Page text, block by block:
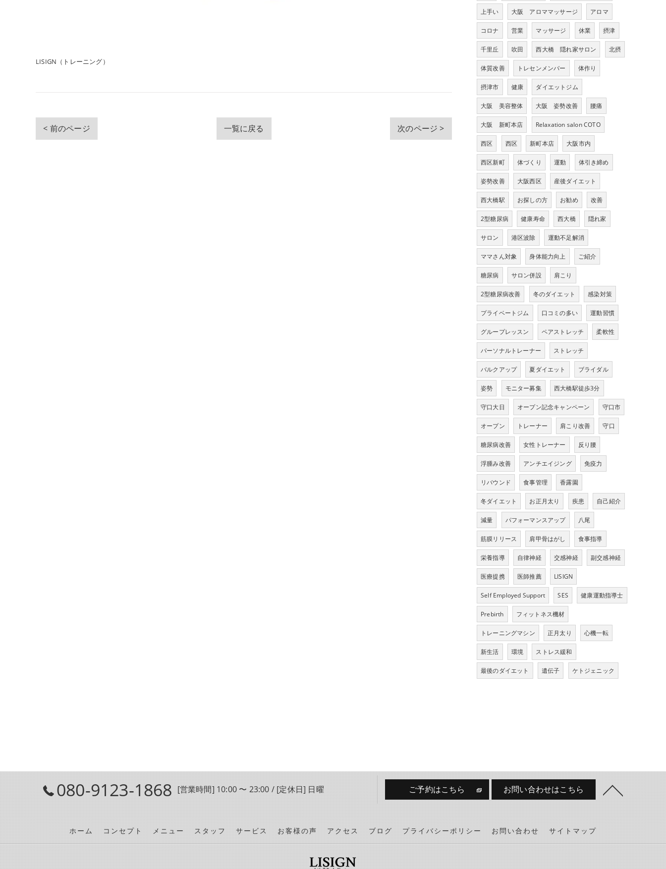
LISIGN（トレーニング）
< 前のページ 一覧に戻る 次のページ >
上手い 大阪 アロママッサージ アロマ
コロナ 営業 マッサージ 休業 摂津
千里丘 吹田 西大橋 隠れ家サロン 北摂
体質改善 トレセンメンバー 体作り
摂津市 健康 ダイエットジム
大阪 美容整体 大阪 姿勢改善 腰痛
大阪 新町本店 Relaxation salon COTO
西区 西区 新町本店 大阪市内
西区新町 体づくり 運動 体引き締め
姿勢改善 大阪西区 産後ダイエット
西大橋駅 お探しの方 お勧め 改善
2型糖尿病 健康寿命 西大橋 隠れ家
サロン 港区波除 運動不足解消
ママさん対象 身体能力向上 ご紹介
糖尿病 サロン併設 肩こり
2型糖尿病改善 冬のダイエット 感染対策
プライベートジム 口コミの多い 運動習慣
グループレッスン ペアストレッチ 柔軟性
パーソナルトレーナー ストレッチ
バルクアップ 夏ダイエット ブライダル
姿勢 モニター募集 西大橋駅徒歩3分
守口大日 オープン記念キャンペーン 守口市
オープン トレーナー 肩こり改善 守口
糖尿病改善 女性トレーナー 反り腰
浮腫み改善 アンチエイジング 免疫力
リバウンド 食事管理 香露園
冬ダイエット お正月太り 疾患 自己紹介
減量 パフォーマンスアップ 八尾
筋膜リリース 肩甲骨はがし 食事指導
栄養指導 自律神経 交感神経 副交感神経
医療提携 医師推薦 LISIGN
Self Employed Support SES 健康運動指導士
Prebirth フィットネス機材
トレーニングマシン 正月太り 心機一転
新生活 環境 ストレス緩和
最後のダイエット 遺伝子 ケトジェニック
080-9123-1868 [営業時間] 10:00 〜 23:00 / [定休日] 日曜 ご予約はこちら お問い合わせはこちら
ホーム コンセプト メニュー スタッフ サービス お客様の声 アクセス ブログ プライバシーポリシー お問い合わせ サイトマップ